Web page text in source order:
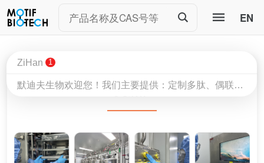
EN
cGMP
ZiHan 1
默迪夫生物欢迎您！我们主要提供：定制多肽、偶联蛋白、生物素标记肽、荧光标记肽、磷酸肽、订书肽、糖肽、RGD环肽、QDMO服务、GMP生产服务等。我的电话&微信17805067858 QQ1587286794，欢迎咨询！